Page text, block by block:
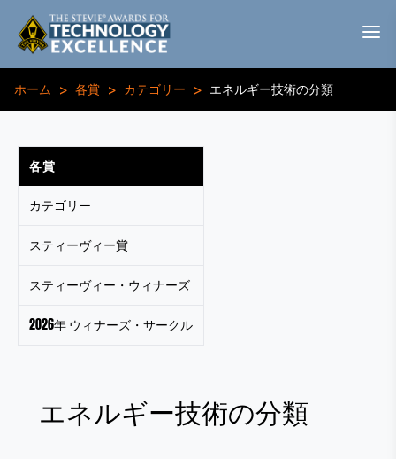
ホーム > 各賞 > カテゴリー > エネルギー技術の分類
各賞
カテゴリー
スティーヴィー賞
スティーヴィー・ウィナーズ
2026年 ウィナーズ・サークル
エネルギー技術の分類